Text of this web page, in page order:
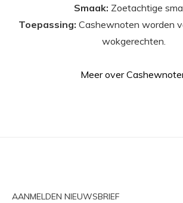
Smaak: Zoetachtige
Toepassing: Cashewnoten worden
wokgerechten.
Meer over
AANMELDEN NIEUWSBRIEF